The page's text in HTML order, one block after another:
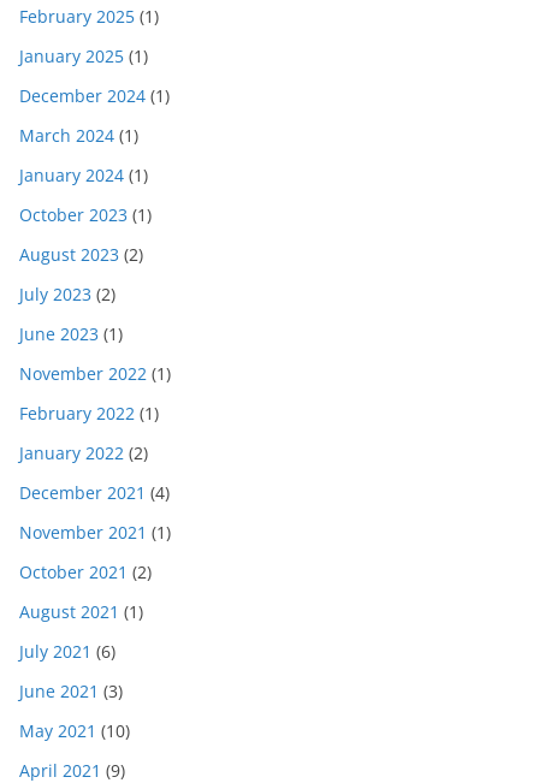
February 2025 (1)
January 2025 (1)
December 2024 (1)
March 2024 (1)
January 2024 (1)
October 2023 (1)
August 2023 (2)
July 2023 (2)
June 2023 (1)
November 2022 (1)
February 2022 (1)
January 2022 (2)
December 2021 (4)
November 2021 (1)
October 2021 (2)
August 2021 (1)
July 2021 (6)
June 2021 (3)
May 2021 (10)
April 2021 (9)